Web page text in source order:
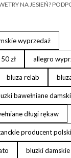
NA JESIEŃ?
wyprzedaż
zł allegro
bluza relab
bawełniane
długi rękaw
producent polski
bluzki